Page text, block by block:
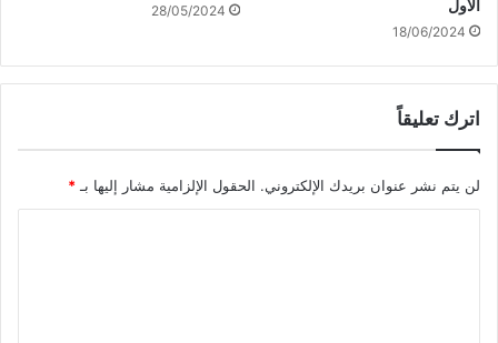
ب
ل
ف
الأول
18/06/2024
28/05/2024
اترك تعليقاً
لن يتم نشر عنوان بريدك الإلكتروني. الحقول الإلزامية مشار إليها بـ *